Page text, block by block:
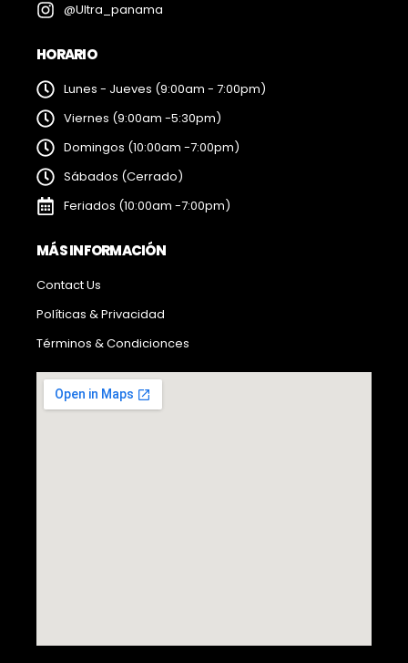
@Ultra_panama
HORARIO
Lunes - Jueves (9:00am - 7:00pm)
Viernes (9:00am -5:30pm)
Domingos (10:00am -7:00pm)
Sábados (Cerrado)
Feriados (10:00am -7:00pm)
MÁS INFORMACIÓN
Contact Us
Políticas & Privacidad
Términos & Condicionces